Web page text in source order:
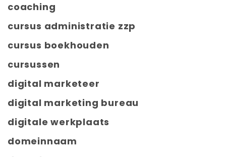
coaching
cursus administratie zzp
cursus boekhouden
cursussen
digital marketeer
digital marketing bureau
digitale werkplaats
domeinnaam